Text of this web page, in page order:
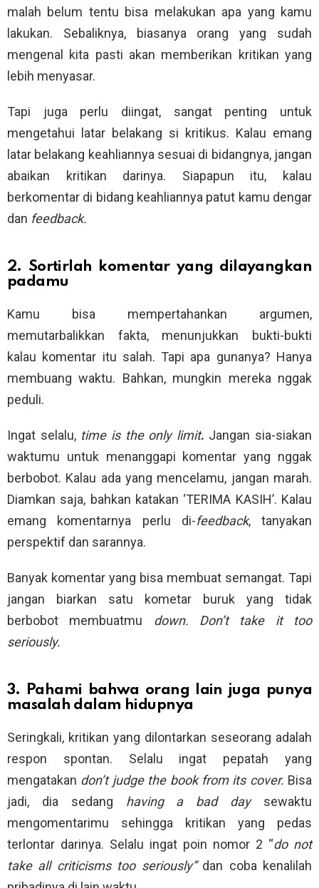
malah belum tentu bisa melakukan apa yang kamu
lakukan. Sebaliknya, biasanya orang yang sudah
mengenal kita pasti akan memberikan kritikan yang
lebih menyasar.
Tapi juga perlu diingat, sangat penting untuk
mengetahui latar belakang si kritikus. Kalau emang
latar belakang keahliannya sesuai di bidangnya, jangan
abaikan kritikan darinya. Siapapun itu, kalau
berkomentar di bidang keahliannya patut kamu dengar
dan feedback.
2. Sortirlah komentar yang dilayangkan
padamu
Kamu bisa mempertahankan argumen,
memutarbalikkan fakta, menunjukkan bukti-bukti
kalau komentar itu salah. Tapi apa gunanya? Hanya
membuang waktu. Bahkan, mungkin mereka nggak
peduli.
Ingat selalu, time is the only limit. Jangan sia-siakan
waktumu untuk menanggapi komentar yang nggak
berbobot. Kalau ada yang mencelamu, jangan marah.
Diamkan saja, bahkan katakan ‘TERIMA KASIH’. Kalau
emang komentarnya perlu di-feedback, tanyakan
perspektif dan sarannya.
Banyak komentar yang bisa membuat semangat. Tapi
jangan biarkan satu kometar buruk yang tidak
berbobot membuatmu down.
Don’t take it too
seriously.
3. Pahami bahwa orang lain juga punya
masalah dalam hidupnya
Seringkali, kritikan yang dilontarkan seseorang adalah
respon spontan. Selalu ingat pepatah yang
mengatakan don’t judge the book from its cover. Bisa
jadi, dia sedang having a bad day sewaktu
mengomentarimu sehingga kritikan yang pedas
terlontar darinya. Selalu ingat poin nomor 2 “do not
take all criticisms too seriously” dan coba kenalilah